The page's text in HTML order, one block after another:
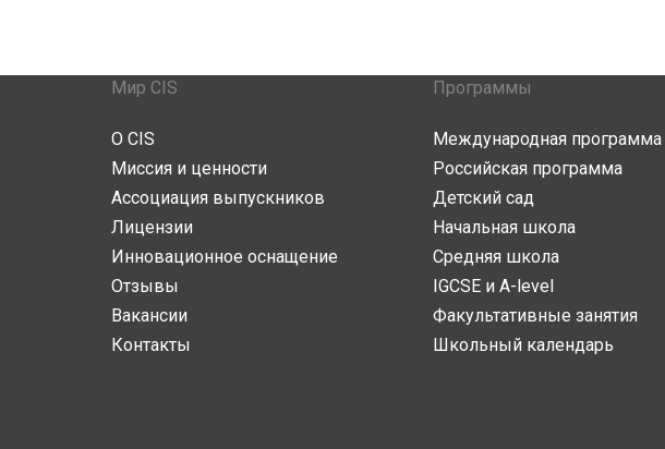
Мир CIS
О CIS
Миссия и ценности
Ассоциация выпускников
Лицензии
Инновационное оснащение
Отзывы
Вакансии
Контакты
Программы
Международная программа
Российская программа
Детский сад
Начальная школа
Средняя школа
IGCSE и A-level
Факультативные занятия
Школьный календарь